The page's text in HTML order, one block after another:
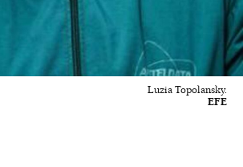
Luzia Topolansky.
EFE